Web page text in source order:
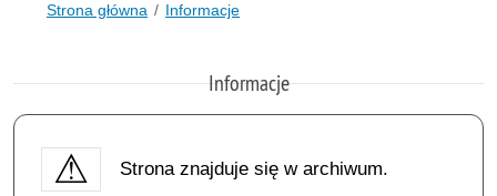
Strona główna Informacje
Informacje
Strona znajduje się w archiwum.